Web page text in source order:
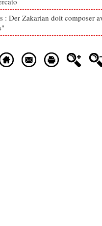
: Der Zakarian doit composer